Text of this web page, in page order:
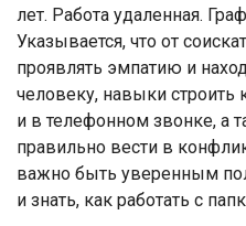
лет. Работа удаленная.
Указывается, что от
проявлять эмпатию и
человеку, навыки
и в телефонном звонке, а
правильно вести в
важно быть уверенным
и знать, как работать с